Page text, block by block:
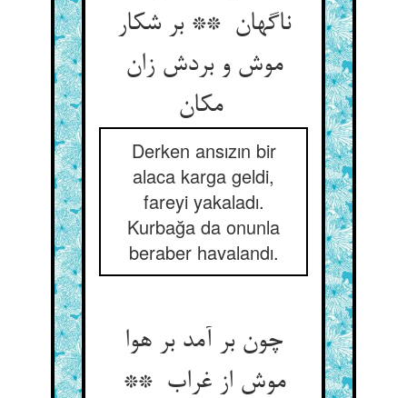
ناگهان ** بر شکار
موش و بردش زان
مکان
Derken ansızın bir
alaca karga geldi,
fareyi yakaladı.
Kurbağa da onunla
beraber havalandı.
چون بر آمد بر هوا
موش از غراب **